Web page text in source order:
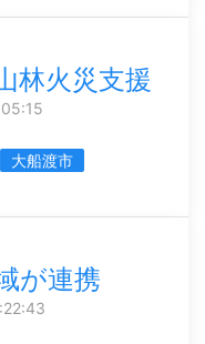
林火災支援
大船渡市
が連携